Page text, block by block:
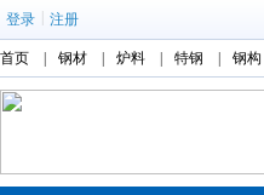
登录 注册
首页 钢材 炉料 特钢 钢构